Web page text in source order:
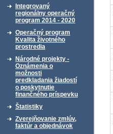
Integrovaný
regionálny operačný
program 2014 - 2020
Operačný program
Kvalita životného
prostredia
Národné projekty -
Oznámenia o
možnosti
predkladania žiadostí
o poskytnutie
finančného príspevku
Štatistiky
Zverejňovanie zmlúv,
faktúr a objednávok